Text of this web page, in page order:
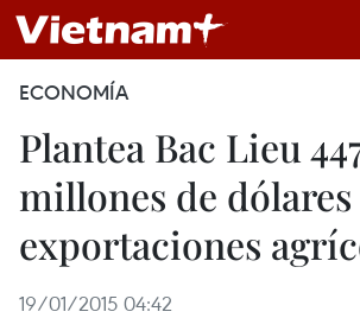
ECONOMÍA
Plantea Bac Lieu
millones de
exportaciones
19/01/2015 04:42